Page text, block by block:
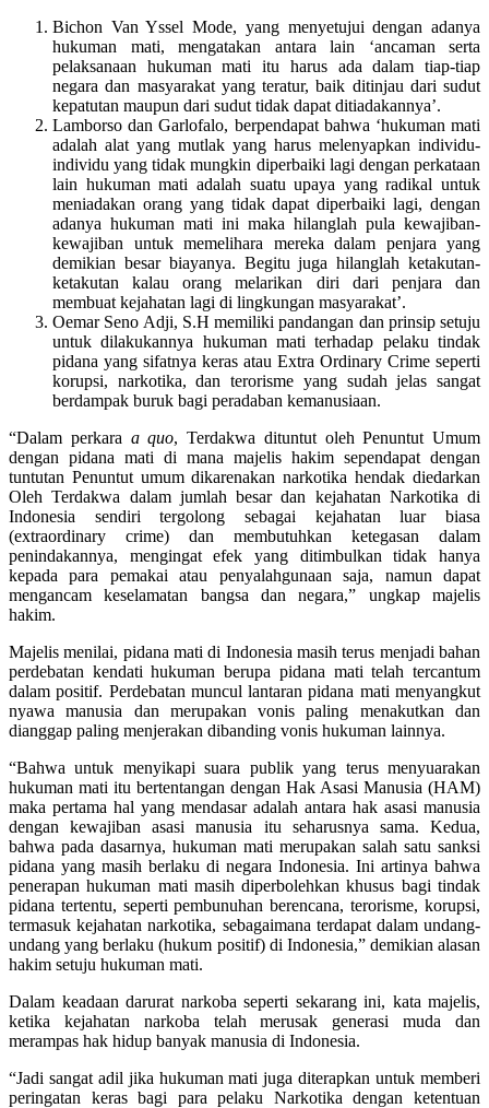
Bichon Van Yssel Mode, yang menyetujui dengan adanya
hukuman mati, mengatakan antara lain ‘ancaman serta
pelaksanaan hukuman mati itu harus ada dalam tiap-tiap
negara dan masyarakat yang teratur, baik ditinjau dari sudut
kepatutan maupun dari sudut tidak dapat ditiadakannya’.
Lamborso dan Garlofalo, berpendapat bahwa ‘hukuman mati
adalah alat yang mutlak yang harus melenyapkan individu-
individu yang tidak mungkin diperbaiki lagi dengan perkataan
lain hukuman mati adalah suatu upaya yang radikal untuk
meniadakan orang yang tidak dapat diperbaiki lagi, dengan
adanya hukuman mati ini maka hilanglah pula kewajiban-
kewajiban untuk memelihara mereka dalam penjara yang
demikian besar biayanya. Begitu juga hilanglah ketakutan-
ketakutan kalau orang melarikan diri dari penjara dan
membuat kejahatan lagi di lingkungan masyarakat’.
Oemar Seno Adji, S.H memiliki pandangan dan prinsip setuju
untuk dilakukannya hukuman mati terhadap pelaku tindak
pidana yang sifatnya keras atau Extra Ordinary Crime seperti
korupsi, narkotika, dan terorisme yang sudah jelas sangat
berdampak buruk bagi peradaban kemanusiaan.
“Dalam perkara a quo, Terdakwa dituntut oleh Penuntut Umum
dengan pidana mati di mana majelis hakim sependapat dengan
tuntutan Penuntut umum dikarenakan narkotika hendak diedarkan
Oleh Terdakwa dalam jumlah besar dan kejahatan Narkotika di
Indonesia sendiri tergolong sebagai kejahatan luar biasa
(extraordinary crime) dan membutuhkan ketegasan dalam
penindakannya, mengingat efek yang ditimbulkan tidak hanya
kepada para pemakai atau penyalahgunaan saja, namun dapat
mengancam keselamatan bangsa dan negara,” ungkap majelis
hakim.
Majelis menilai, pidana mati di Indonesia masih terus menjadi bahan
perdebatan kendati hukuman berupa pidana mati telah tercantum
dalam positif. Perdebatan muncul lantaran pidana mati menyangkut
nyawa manusia dan merupakan vonis paling menakutkan dan
dianggap paling menjerakan dibanding vonis hukuman lainnya.
“Bahwa untuk menyikapi suara publik yang terus menyuarakan
hukuman mati itu bertentangan dengan Hak Asasi Manusia (HAM)
maka pertama hal yang mendasar adalah antara hak asasi manusia
dengan kewajiban asasi manusia itu seharusnya sama. Kedua,
bahwa pada dasarnya, hukuman mati merupakan salah satu sanksi
pidana yang masih berlaku di negara Indonesia. Ini artinya bahwa
penerapan hukuman mati masih diperbolehkan khusus bagi tindak
pidana tertentu, seperti pembunuhan berencana, terorisme, korupsi,
termasuk kejahatan narkotika, sebagaimana terdapat dalam undang-
undang yang berlaku (hukum positif) di Indonesia,” demikian alasan
hakim setuju hukuman mati.
Dalam keadaan darurat narkoba seperti sekarang ini, kata majelis,
ketika kejahatan narkoba telah merusak generasi muda dan
merampas hak hidup banyak manusia di Indonesia.
“Jadi sangat adil jika hukuman mati juga diterapkan untuk memberi
peringatan keras bagi para pelaku Narkotika dengan ketentuan